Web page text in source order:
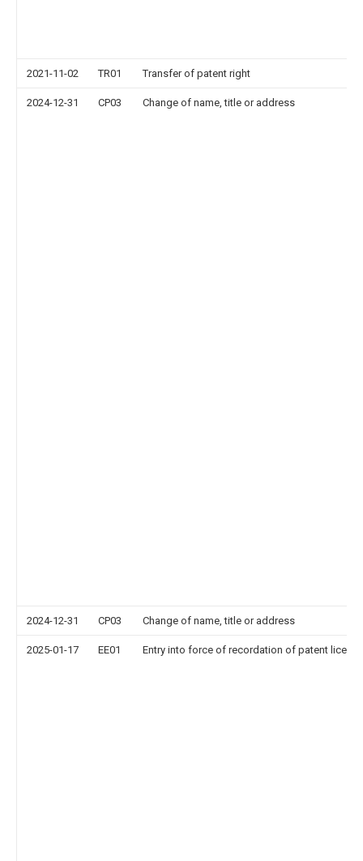
2021-11-02 TR01 Transfer of patent right
2024-12-31 CP03 Change of name, title or address
2024-12-31 CP03 Change of name, title or address
2025-01-17 EE01 Entry into force of recordation of patent